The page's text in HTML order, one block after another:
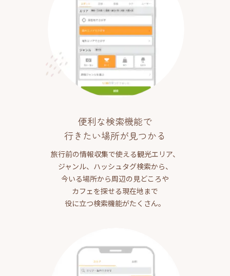
便利な検索機能で
行きたい場所が見つかる
旅行前の情報収集で使える観光エリア、
ジャンル、ハッシュタグ検索から、
今いる場所から周辺の見どころや
カフェを探せる現在地まで
役に立つ検索機能がたくさん。